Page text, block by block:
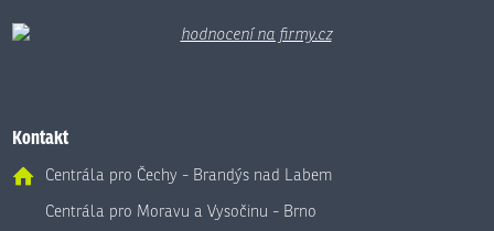
Kontakt
Centrála pro Čechy - Brandýs nad Labem
Centrála pro Moravu a Vysočinu - Brno